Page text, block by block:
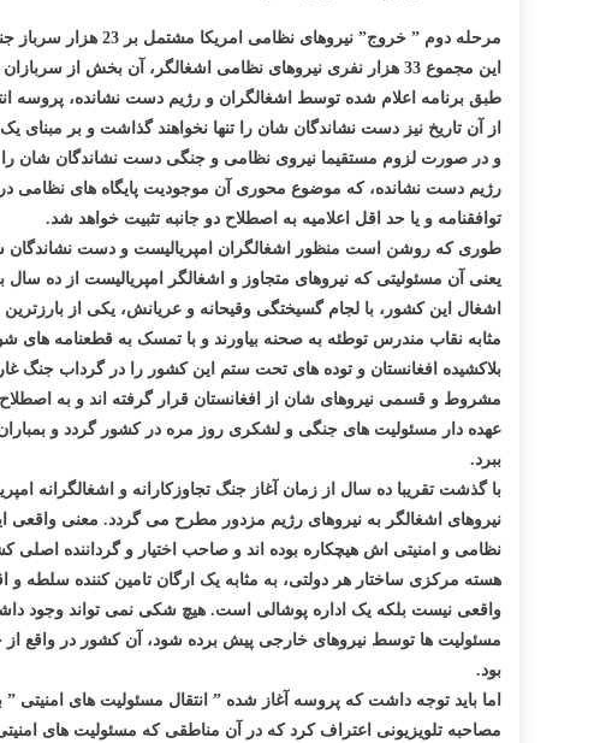
مرحله دوم ” خروج” نیروهای نظامی امریکا مشتمل بر 23 هزار سرباز جنگی امریکایی از افغانستان است که باید الی اخیر سال 2012 افغانستان را ترک کنند.
این مجموع 33 هزار نفری نیروهای نظامی اشغالگر، آن بخش از سربازان امریکائی را در بر میگیرد که بر حسب استراتیژی جنگی بارک اوباما در سال 2009 و 2010 از عراق به افغانستان اعزام شده بودند.
از آن تاریخ نیز دست نشاندگان شان را تنها نخواهند گذاشت و بر مبنای
و در صورت لزوم مستقیما نیروی نظامی و جنگی دست نشاندگان شان را
توافقنامه و یا حد اقل اعلامیه به اصطلاح دو جانبه تثبیت خواهد شد.
طوری که روشن است منظور اشغالگران امپریالیست و دست نشاندگان
اشغال این کشور، با لجام گسیختگی وقیحانه و عریانش، یکی از
مثابه نقاب مندرس توطئه به صحنه بیاورند و با تمسک به قطعنامه های
بلاکشیده افغانستان و توده های تحت ستم این کشور را در گرداب جنگ
مشروط و قسمی نیروهای شان از افغانستان قرار گرفته اند و به
عهده دار مسئولیت های جنگی و لشکری روز مره در کشور گردد و
ببرد.
با گذشت تقریبا ده سال از زمان آغاز جنگ تجاوزکارانه و اشغالگرانه
نیروهای اشغالگر به نیروهای رژیم مزدور مطرح می گردد. معنی
نظامی و امنیتی اش هیچکاره بوده اند و صاحب اختیار و گرداننده
هسته مرکزی ساختار هر دولتی، به مثابه یک ارگان تامین کننده سلطه و
واقعی نیست بلکه یک اداره پوشالی است. هیچ شکی نمی تواند وجود
مسئولیت ها توسط نیروهای خارجی پیش برده شود، آن کشور در واقع از
بود.
اما باید توجه داشت که پروسه آغاز شده ” انتقال مسئولیت های
مصاحبه تلویزیونی اعتراف کرد که در آن مناطقی که مسئولیت های امنیتی